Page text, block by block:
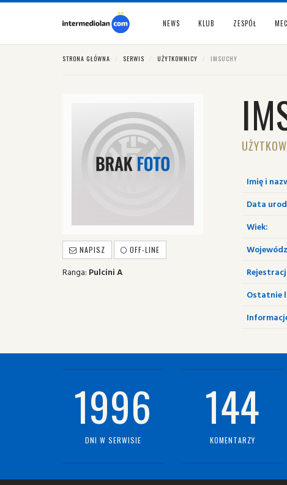
NEWS KLUB ZESPÓŁ
STRONA GŁÓWNA SERWIS UŻYTKOWNICY IMSUCHY
NAPISZ OFF-LINE
Ranga: Pulcini A
Imię i
Data
Wiek:
Ostatnie
1996
DNI W SERWISIE
144
KOMENTARZY